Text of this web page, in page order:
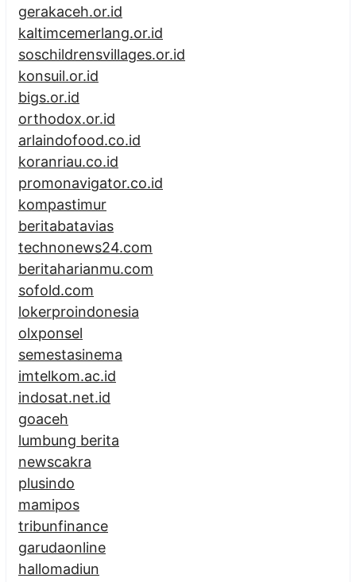
gerakaceh.or.id
kaltimcemerlang.or.id
soschildrensvillages.or.id
konsuil.or.id
bigs.or.id
orthodox.or.id
arlaindofood.co.id
koranriau.co.id
promonavigator.co.id
kompastimur
beritabatavias
technonews24.com
beritaharianmu.com
sofold.com
lokerproindonesia
olxponsel
semestasinema
imtelkom.ac.id
indosat.net.id
goaceh
lumbung berita
newscakra
plusindo
mamipos
tribunfinance
garudaonline
hallomadiun